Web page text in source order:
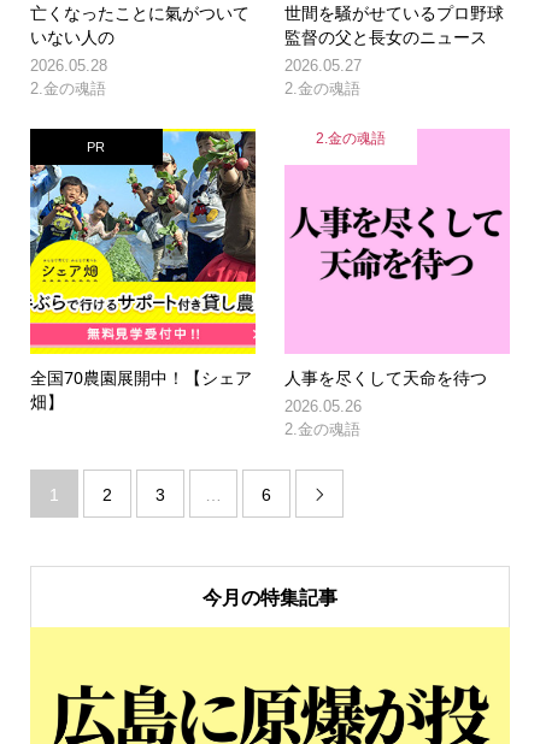
亡くなったことに氣がついて
いない人の
2026.05.28
2.金の魂語
世間を騒がせているプロ野球
監督の父と長女のニュース
2026.05.27
2.金の魂語
PR
全国70農園展開中！【シェア
畑】
2.金の魂語
人事を尽くして天命を待つ
2026.05.26
2.金の魂語
1 2 3 6 
今月の特集記事